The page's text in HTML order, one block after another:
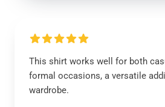
This shirt works well for both
formal occasions, a versatile
wardrobe.